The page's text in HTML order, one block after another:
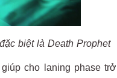
biệt là Death Prophet
cho laning phase trở